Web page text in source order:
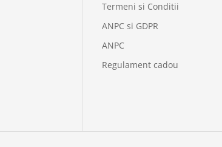
Termeni si Conditii
ANPC si GDPR
ANPC
Regulament cadou